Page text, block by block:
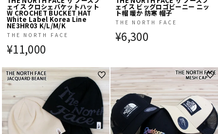
ェイス クロシェバケットハット
W CROCHET BUCKET HAT
White Label Korea Line
NE3HR03 K/L/M/K
THE NORTH FACE
¥11,000
ェイス ビッグロゴビーニー ニッ
ト帽 暖か 防寒 帽子
THE NORTH FACE
¥6,300